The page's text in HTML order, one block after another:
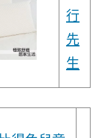
行
先
生